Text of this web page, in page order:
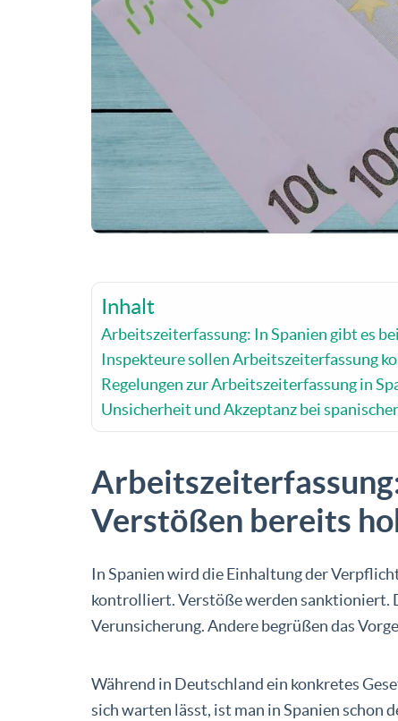
Inhalt
Arbeitszeiterfassung: In Spanien gibt es
Inspekteure sollen Arbeitszeiterfassung
Regelungen zur Arbeitszeiterfassung in
Unsicherheit und Akzeptanz bei
Verstößen bereits
In Spanien wird die Einhaltung der
kontrolliert. Verstöße werden sanktioniert.
Verunsicherung. Andere begrüßen das
Während in Deutschland ein konkretes
sich warten lässt, ist man in Spanien schon